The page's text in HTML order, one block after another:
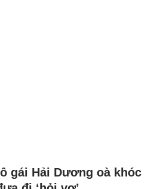
gái Hải Dương oà khóc